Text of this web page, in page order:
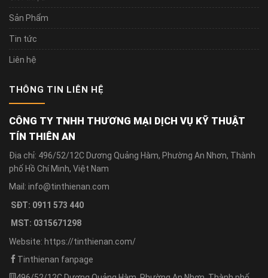
Sản Phẩm
Tin tức
Liên hệ
THÔNG TIN LIÊN HỆ
CÔNG TY TNHH THƯƠNG MẠI DỊCH VỤ KỸ THUẬT
TÍN THIÊN AN
Địa chỉ: 496/52/12C Dương Quảng Hàm, Phường An Nhơn, Thành
phố Hồ Chí Minh, Việt Nam
Mail: info@tinthienan.com
SĐT: 0911 573 440
MST: 0315671298
Website: https://tinthienan.com/
Tinthienan fanpage